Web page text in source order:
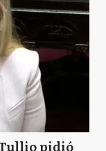
pidió